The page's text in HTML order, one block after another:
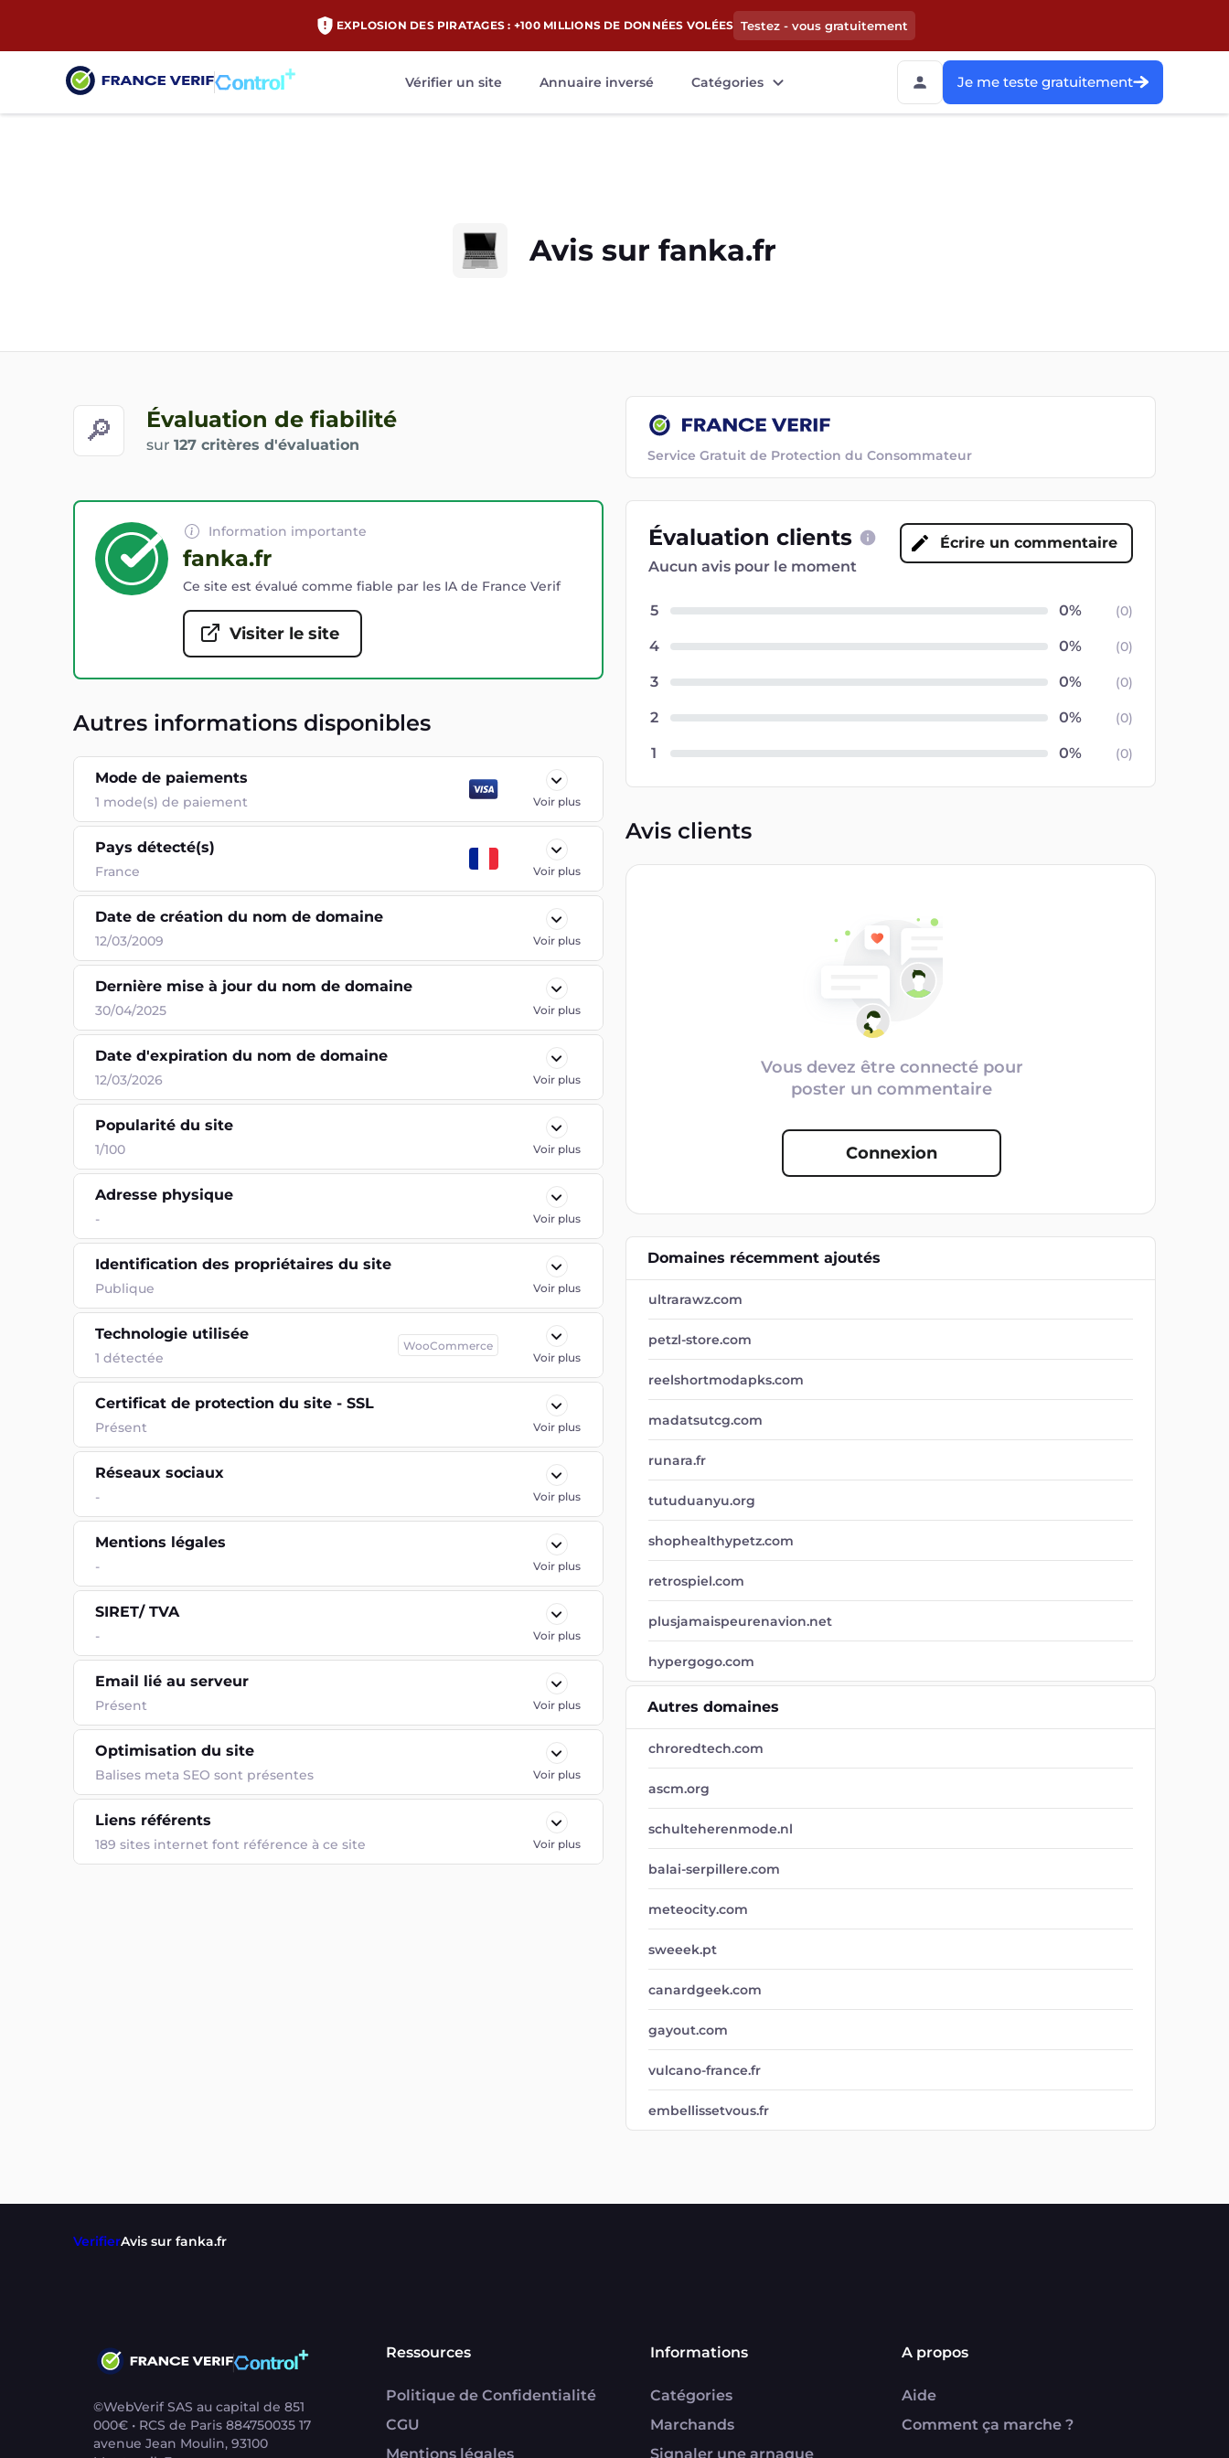
EXPLOSION DES PIRATAGES : +100 MILLIONS DE DONNÉES VOLÉES Testez - vous gratuitement
Vérifier un site Annuaire inversé Catégories Je me teste gratuitement
Avis sur fanka.fr
🔎 Évaluation de fiabilité
sur 127 critères d'évaluation
Service Gratuit de Protection du Consommateur
Information importante
fanka.fr
Ce site est évalué comme fiable par les IA de France Verif
Visiter le site
Autres informations disponibles
Mode de paiements
1 mode(s) de paiement Voir plus
Pays détecté(s)
France Voir plus
Date de création du nom de domaine
12/03/2009 Voir plus
Dernière mise à jour du nom de domaine
30/04/2025 Voir plus
Date d'expiration du nom de domaine
12/03/2026 Voir plus
Popularité du site
1/100 Voir plus
Adresse physique
- Voir plus
Identification des propriétaires du site
Publique Voir plus
Technologie utilisée
1 détectée
WooCommerce
Voir plus
Certificat de protection du site - SSL
Présent Voir plus
Réseaux sociaux
- Voir plus
Mentions légales
- Voir plus
SIRET/ TVA
- Voir plus
Email lié au serveur
Présent Voir plus
Optimisation du site
Balises meta SEO sont présentes Voir plus
Liens référents
189 sites internet font référence à ce site Voir plus
Évaluation clients
Aucun avis pour le moment
Écrire un commentaire
5 (0)
4 (0)
3 (0)
2 (0)
1 (0)
Avis clients
Vous devez être connecté pour
poster un commentaire
Connexion
Domaines récemment ajoutés
ultrarawz.com
petzl-store.com
reelshortmodapks.com
madatsutcg.com
runara.fr
tutuduanyu.org
shophealthypetz.com
retrospiel.com
plusjamaispeurenavion.net
hypergogo.com
Autres domaines
chroredtech.com
ascm.org
schulteherenmode.nl
balai-serpillere.com
meteocity.com
sweeek.pt
canardgeek.com
gayout.com
vulcano-france.fr
embellissetvous.fr
VerifierAvis sur fanka.fr
©WebVerif SAS au capital de 851
000€ • RCS de Paris 884750035 17
avenue Jean Moulin, 93100
Ressources
Politique de Confidentialité
CGU
Mentions légales
Informations
Catégories
Marchands
Signaler une arnaque
A propos
Aide
Comment ça marche ?